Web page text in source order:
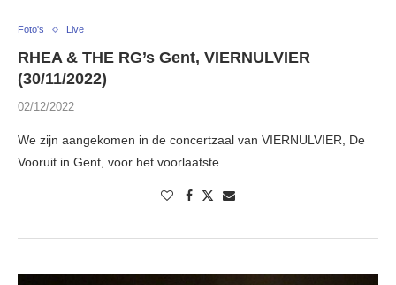
Foto's Live
RHEA & THE RG’s Gent, VIERNULVIER
(30/11/2022)
02/12/2022
We zijn aangekomen in de concertzaal van VIERNULVIER, De
Vooruit in Gent, voor het voorlaatste …